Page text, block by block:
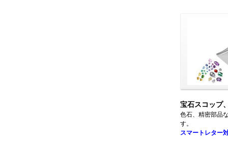
宝石スコップ
色石、精密部品
す。
スマートレター